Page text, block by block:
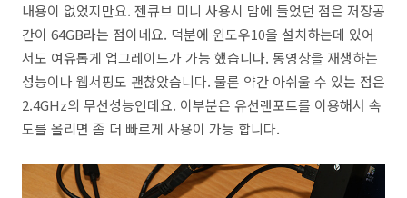
내용이 없었지만요. 젠큐브 미니 사용시 맘에 들었던 점은 저장공
간이 64GB라는 점이네요. 덕분에 윈도우10을 설치하는데 있어
서도 여유롭게 업그레이드가 가능 했습니다. 동영상을 재생하는
성능이나 웹서핑도 괜찮았습니다. 물론 약간 아쉬울 수 있는 점은
2.4GHz의 무선성능인데요. 이부분은 유선랜포트를 이용해서 속
도를 올리면 좀 더 빠르게 사용이 가능 합니다.